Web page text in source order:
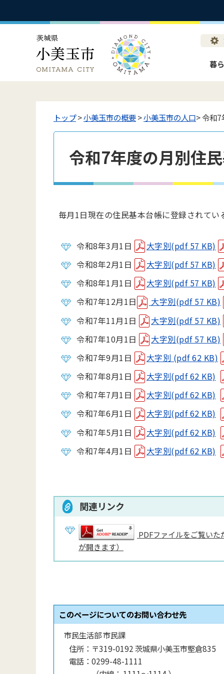
暮
トップ>小美玉市の概要>小美玉市の人口> 令和
令和7年度の月別住
毎月1日現在の住民基本台帳に登録されてい
令和8年3月1日 大字別(pdf 57 KB)
令和8年2月1日
大字別(pdf 57 KB)
令和8年1月1日
大字別(pdf 57 KB)
令和7年12月1日
大字別(pdf 57 KB)
令和7年11月1日
大字別(pdf 57 KB)
令和7年10月1日
大字別(pdf 57 KB)
令和7年9月1日
大字別 (pdf 62 KB)
令和7年8月1日
大字別(pdf 62 KB)
令和7年7月1日
大字別(pdf 62 KB)
令和7年6月1日
大字別(pdf 62 KB)
令和7年5月1日
大字別(pdf 62 KB)
令和7年4月1日
大字別(pdf 62 KB)
関連リンク
PDFファイルをご覧い
が開きます）
このページについてのお問い合わせ先
市民生活部 市民課
住所： 〒319-0192 茨城県小美玉市堅倉835
電話： 0299-48-1111